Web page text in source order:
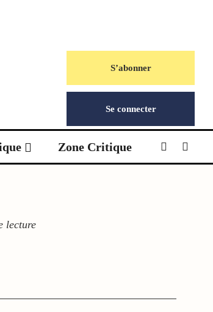
S’abonner
Se connecter
Zone Critique
lecture